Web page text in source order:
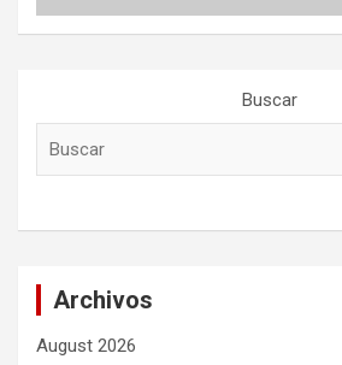
Buscar
Archivos
August 2026